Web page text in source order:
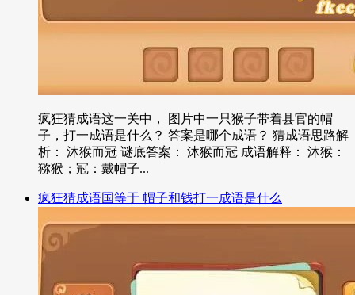
疯狂猜成语这一关中， 图片中一只猴子带着县官的帽
子，打一成语是什么？ 答案是哪个成语？ 猜成语思路解
析： 沐猴而冠 谜底答案： 沐猴而冠 成语解释： 沐猴：
猕猴；冠：戴帽子...
疯狂猜成语国等于 帽子和钱打一成语是什么